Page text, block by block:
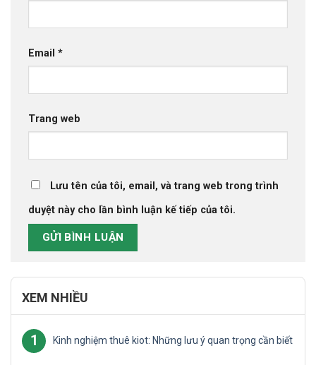
Email *
Trang web
Lưu tên của tôi, email, và trang web trong trình
duyệt này cho lần bình luận kế tiếp của tôi.
XEM NHIỀU
1 Kinh nghiệm thuê kiot: Những lưu ý quan trọng cần biết